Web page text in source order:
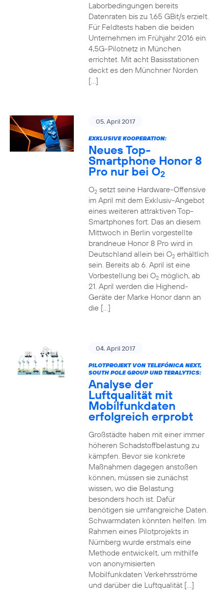
Laborbedingungen bereits
Datenraten bis zu 1,65 GBit/s erzielt.
Für Feldtests haben die beiden
Unternehmen im Frühjahr 2016 ein
4,5G-Pilotnetz in München
errichtet. Mit acht Basisstationen
deckt es den Münchner Norden
[…]
05. April 2017
EXKLUSIVE KOOPERATION:
Neues Top-
Smartphone Honor 8
Pro nur bei O2
O2setzt seine Hardware-Offensive
im April mit dem Exklusiv-Angebot
eines weiteren attraktiven Top-
Smartphones fort. Das an diesem
Mittwoch in Berlin vorgestellte
brandneue Honor 8 Pro wird in
Deutschland allein bei O2erhältlich
sein. Bereits ab 6. April ist eine
Vorbestellung bei O2möglich, ab
21. April werden die Highend-
Geräte der Marke Honor dann an
die […]
04. April 2017
PILOTPROJEKT VON TELEFÓNICA NEXT,
SOUTH POLE GROUP UND TERALYTICS:
Analyse der
Luftqualität mit
Mobilfunkdaten
erfolgreich erprobt
Großstädte haben mit einer immer
höheren Schadstoffbelastung zu
kämpfen. Bevor sie konkrete
Maßnahmen dagegen anstoßen
können, müssen sie zunächst
wissen, wo die Belastung
besonders hoch ist. Dafür
benötigen sie umfangreiche Daten.
Schwarmdaten könnten helfen. Im
Rahmen eines Pilotprojekts in
Nürnberg wurde erstmals eine
Methode entwickelt, um mithilfe
von anonymisierten
Mobilfunkdaten Verkehrsströme
und darüber die Luftqualität […]